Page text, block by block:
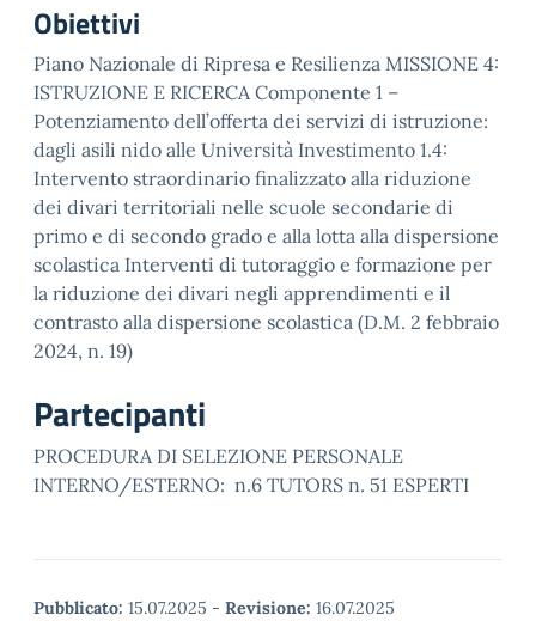
Obiettivi
Piano Nazionale di Ripresa e Resilienza MISSIONE 4:
ISTRUZIONE E RICERCA Componente 1 –
Potenziamento dell’offerta dei servizi di istruzione:
dagli asili nido alle Università Investimento 1.4:
Intervento straordinario finalizzato alla riduzione
dei divari territoriali nelle scuole secondarie di
primo e di secondo grado e alla lotta alla dispersione
scolastica Interventi di tutoraggio e formazione per
la riduzione dei divari negli apprendimenti e il
contrasto alla dispersione scolastica (D.M. 2 febbraio
2024, n. 19)
Partecipanti
PROCEDURA DI SELEZIONE PERSONALE
INTERNO/ESTERNO: n.6 TUTORS n. 51 ESPERTI
Pubblicato: 15.07.2025 - Revisione: 16.07.2025